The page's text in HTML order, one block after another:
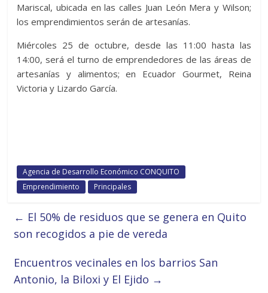
Mariscal, ubicada en las calles Juan León Mera y Wilson;
los emprendimientos serán de artesanías.
Miércoles 25 de octubre, desde las 11:00 hasta las
14:00, será el turno de emprendedores de las áreas de
artesanías y alimentos; en Ecuador Gourmet, Reina
Victoria y Lizardo García.
Agencia de Desarrollo Económico CONQUITO
Emprendimiento
Principales
← El 50% de residuos que se genera en Quito
son recogidos a pie de vereda
Encuentros vecinales en los barrios San
Antonio, la Biloxi y El Ejido →